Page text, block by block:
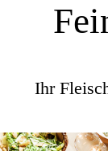
Ihr